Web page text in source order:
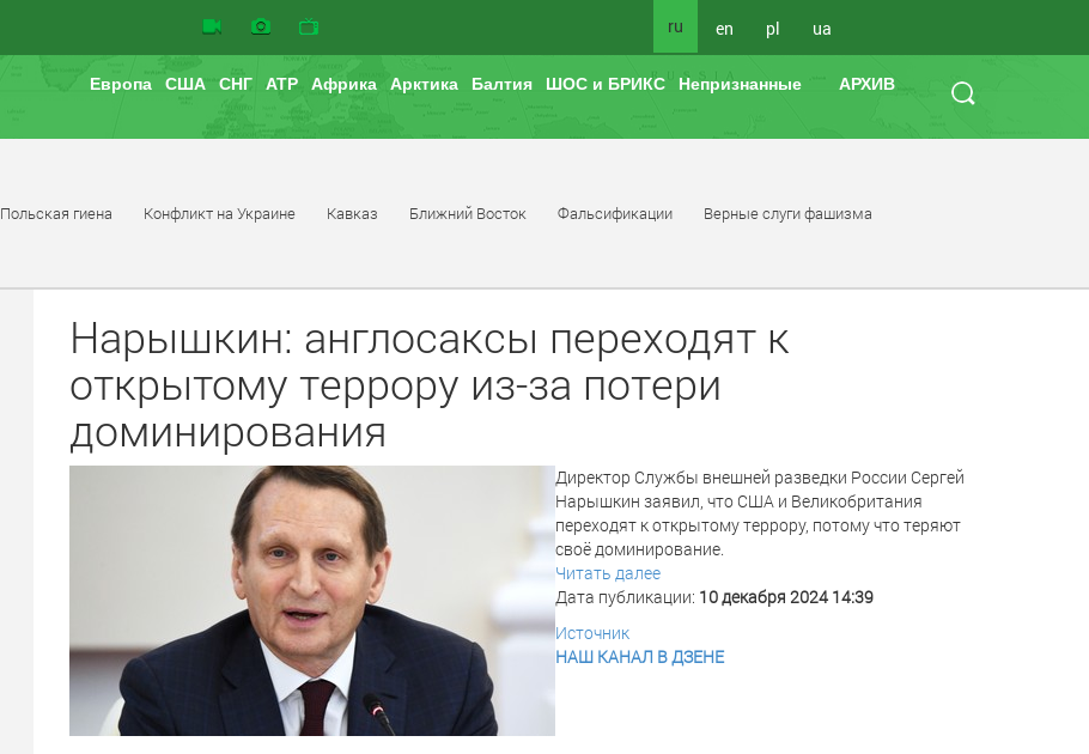
ru en pl ua
Европа США СНГ АТР Африка Арктика Балтия ШОС и БРИКС Непризнанные АРХИВ
Польская гиена Конфликт на Украине Кавказ Ближний Восток Фальсификации Верные слуги фашизма
Нарышкин: англосаксы переходят к
открытому террору из-за потери
доминирования
Директор Службы внешней разведки России Сергей
Нарышкин заявил, что США и Великобритания
переходят к открытому террору, потому что теряют
своё доминирование.
Читать далее
Дата публикации: 10 декабря 2024 14:39
Источник
НАШ КАНАЛ В ДЗЕНЕ